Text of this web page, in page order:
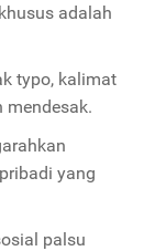
adalah
typo, kalimat
mendesak.
yang
palsu